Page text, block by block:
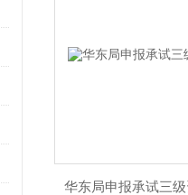
华东局申报承试三